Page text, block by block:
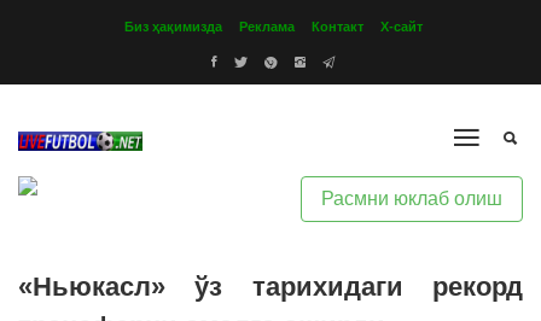
Биз ҳақимизда Реклама Контакт Х-сайт
Расмни юклаб олиш
«Ньюкасл» ўз тарихидаги рекорд